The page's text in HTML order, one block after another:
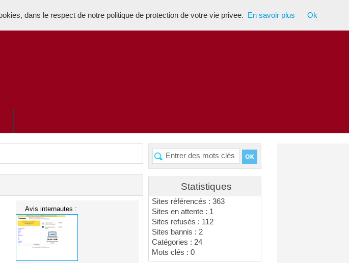
Statistiques
Sites référencés : 363
Sites en attente : 1
Sites refusés : 112
Sites bannis : 2
Catégories : 24
Mots clés : 0
Avis internautes :
dans le respect de notre politique de protection de votre vie privee. En savoir plus Ok